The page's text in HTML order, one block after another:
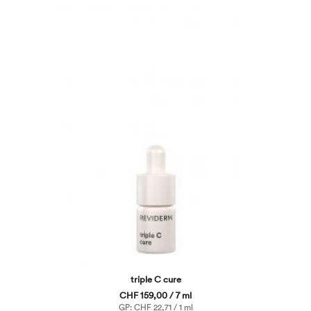
triple C cure
CHF 159,00 / 7 ml
GP: CHF 22,71 / 1 ml